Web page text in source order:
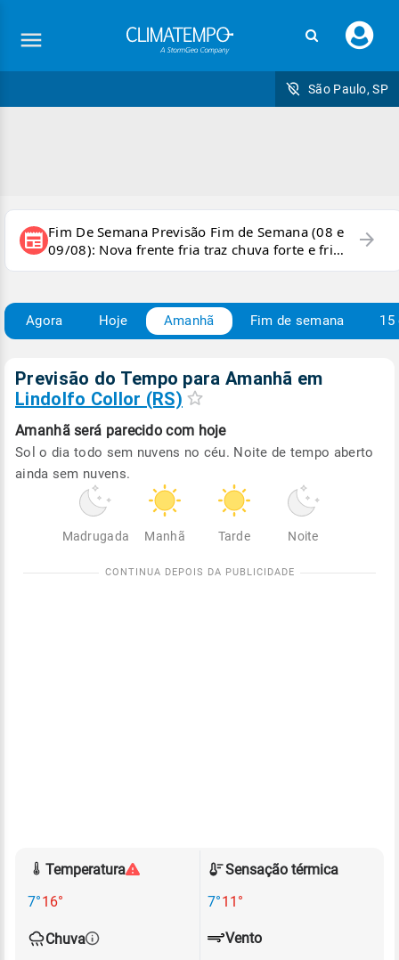
seu
São Paulo, SP
newspaper Fim De Semana Previsão Fim de Semana (08 e
09/08): Nova frente fria traz chuva forte e frio
para áreas do país
arrow_forward
Agora Hoje Amanhã Fim de semana 15
Previsão do Tempo para Amanhã em
Lindolfo Collor (RS)
Amanhã será parecido com hoje
Sol o dia todo sem nuvens no céu. Noite de tempo aberto
ainda sem nuvens.
Madrugada Manhã Tarde Noite
Temperatura
7°16°
Sensação térmica
7°11°
Chuva
Vento